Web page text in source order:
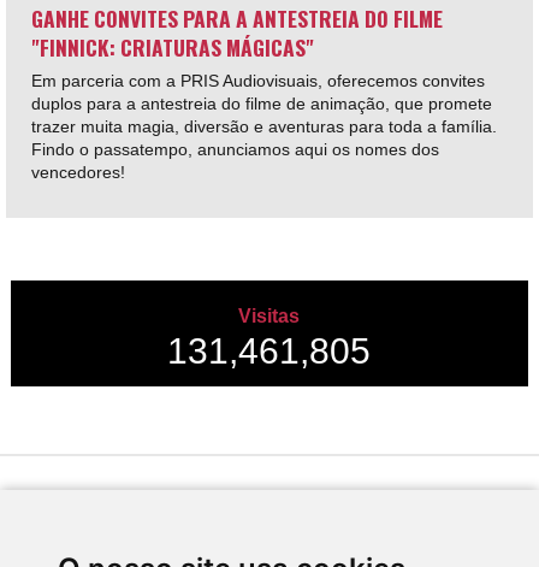
GANHE CONVITES PARA A ANTESTREIA DO FILME
"FINNICK: CRIATURAS MÁGICAS"
Em parceria com a PRIS Audiovisuais, oferecemos convites
duplos para a antestreia do filme de animação, que promete
trazer muita magia, diversão e aventuras para toda a família.
Findo o passatempo, anunciamos aqui os nomes dos
vencedores!
Visitas
131,461,805